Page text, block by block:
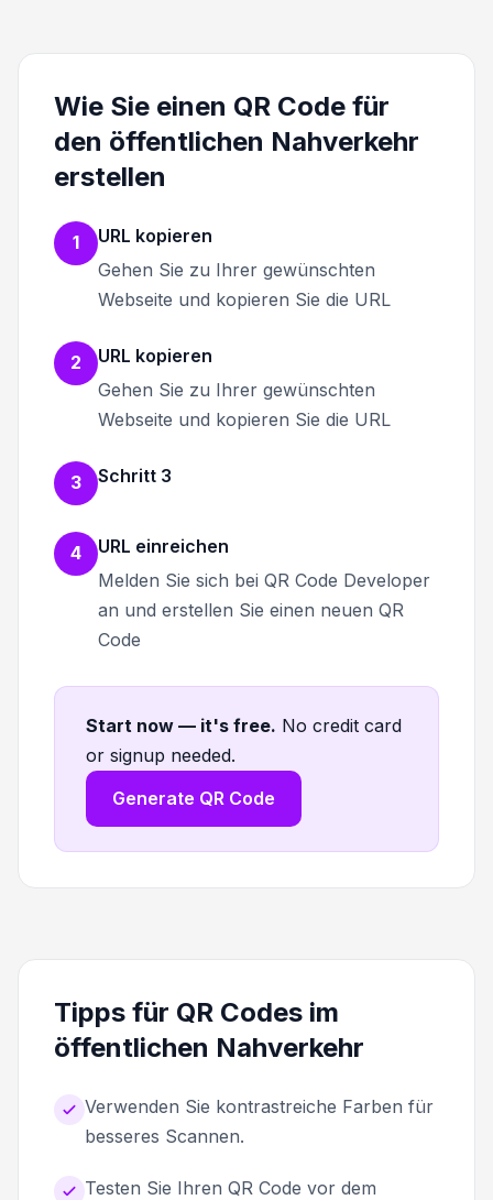
Wie Sie einen QR Code für
den öffentlichen Nahverkehr
erstellen
1
URL kopieren
Gehen Sie zu Ihrer gewünschten
Webseite und kopieren Sie die URL
2
URL kopieren
Gehen Sie zu Ihrer gewünschten
Webseite und kopieren Sie die URL
3 Schritt 3
4
URL einreichen
Melden Sie sich bei QR Code Developer
an und erstellen Sie einen neuen QR
Code
Start now — it's free. No credit card
or signup needed.
Generate QR Code
Tipps für QR Codes im
öffentlichen Nahverkehr
Verwenden Sie kontrastreiche Farben für
besseres Scannen.
Testen Sie Ihren QR Code vor dem